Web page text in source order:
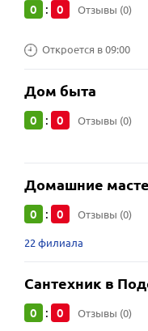
0 : 0 Отзывы (0)
Откроется в 09:00
Дом быта
0 : 0 Отзывы (0)
Домашние
0 : 0 Отзывы (0)
22 филиала
Сантехник в
0 : 0 Отзывы (0)